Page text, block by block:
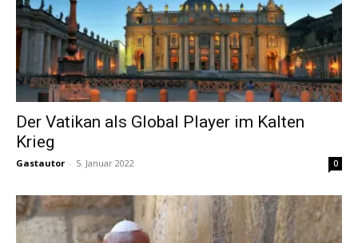
Der Vatikan als Global Player im Kalten
Krieg
Gastautor - 5. Januar 2022 0